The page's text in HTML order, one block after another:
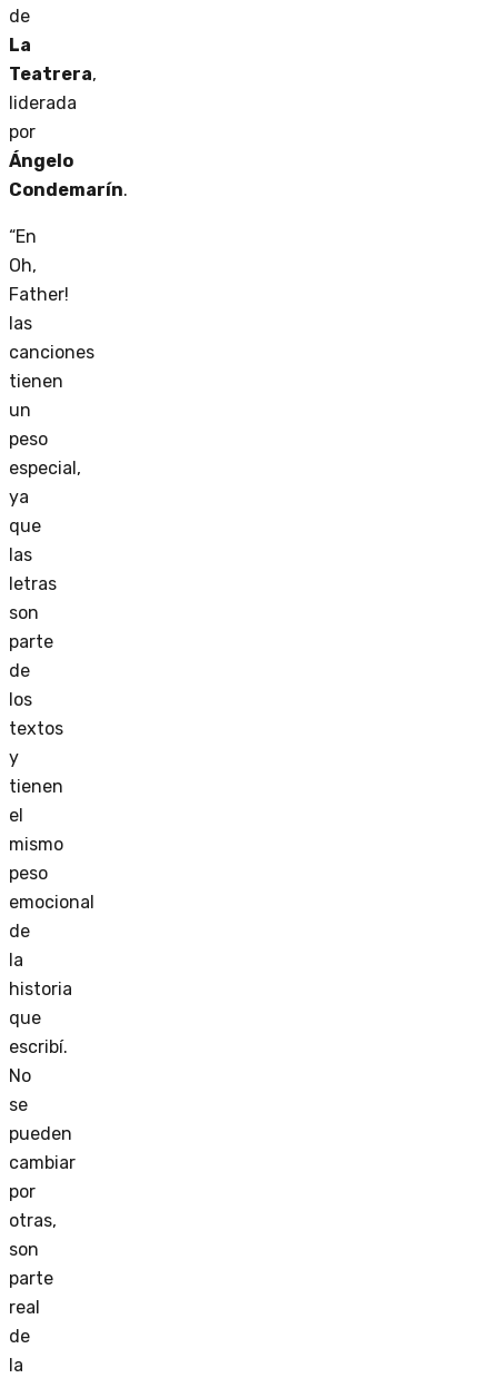
de
La
Teatrera,
liderada
por
Ángelo
Condemarín.
“En
Oh,
Father!
las
canciones
tienen
un
peso
especial,
ya
que
las
letras
son
parte
de
los
textos
y
tienen
el
mismo
peso
emocional
de
la
historia
que
escribí.
No
se
pueden
cambiar
por
otras,
son
parte
real
de
la